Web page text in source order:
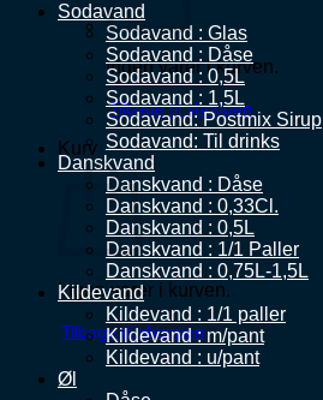
Ingen varer i kurven.
Tilbage til shoppen
Kurv
Ingen varer i kurven.
Tilbage til shoppen
Sodavand
Sodavand : Glas
Sodavand : Dåse
Sodavand : 0,5L
Sodavand : 1,5L
Sodavand: Postmix Sirup
Sodavand: Til drinks
Danskvand
Danskvand : Dåse
Danskvand : 0,33Cl.
Danskvand : 0,5L
Danskvand : 1/1 Paller
Danskvand : 0,75L-1,5L
Kildevand
Kildevand : 1/1 paller
Kildevand : m/pant
Kildevand : u/pant
Øl